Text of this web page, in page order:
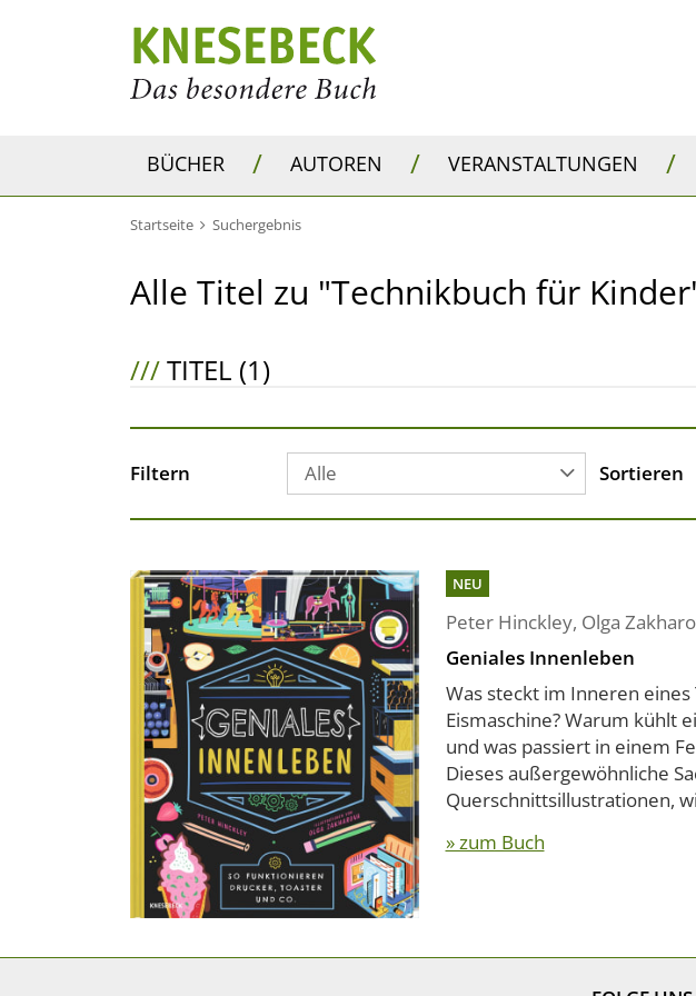
BÜCHER / AUTOREN / VERANSTALTUNGEN /
Startseite Suchergebnis
Alle Titel zu "Technikbuch für
///TITEL (1)
Filtern Alle Sortieren
NEU
Peter Hinckley, Olga
Geniales Innenleben
Was steckt im Inneren
Eismaschine? Warum kühlt
und was passiert in einem
Dieses außergewöhnliche
Querschnittsillustrationen,
» zum Buch